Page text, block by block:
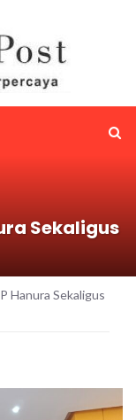
Sekaligus
Hanura Sekaligus